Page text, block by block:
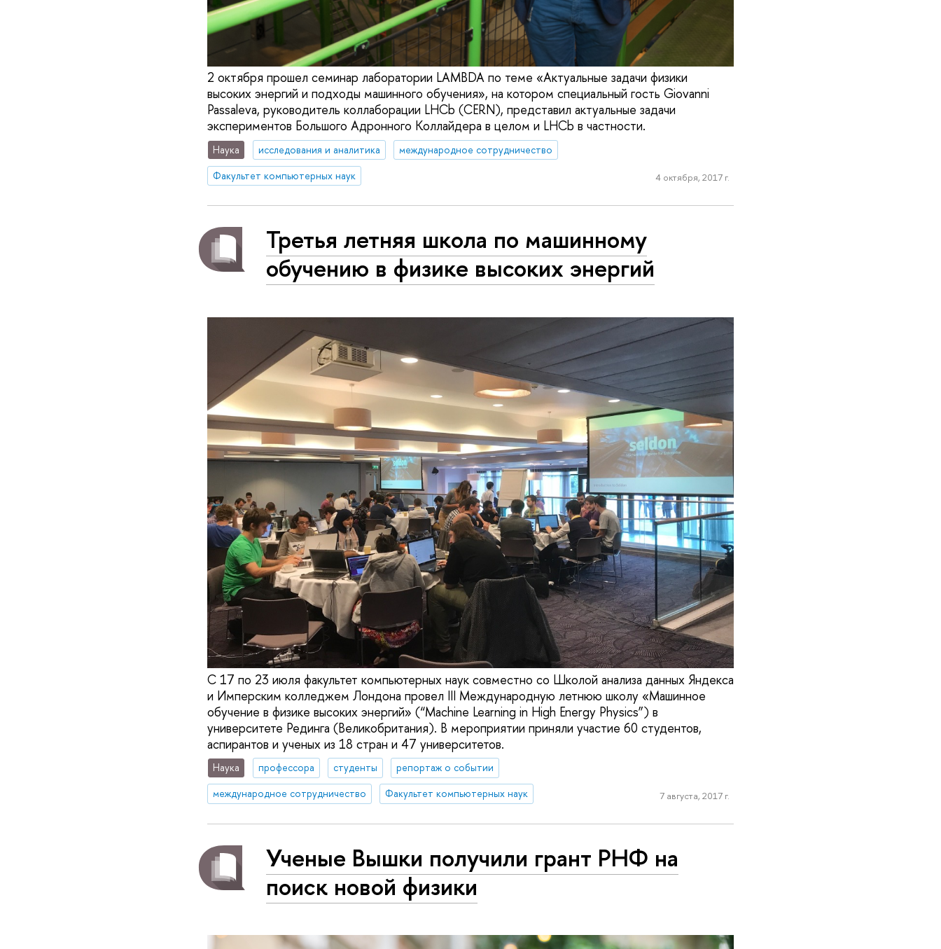
2 октября прошел семинар лаборатории LAMBDA по теме «Актуальные задачи физики
высоких энергий и подходы машинного обучения», на котором специальный гость Giovanni
Passaleva, руководитель коллаборации LHCb (CERN), представил актуальные задачи
экспериментов Большого Адронного Коллайдера в целом и LHCb в частности.
Наука исследования и аналитика
международное сотрудничество
Факультет компьютерных наук
4 октября, 2017 г.
Третья летняя школа по машинному
обучению в физике высоких энергий
С 17 по 23 июля факультет компьютерных наук совместно со Школой анализа данных Яндекса
и Имперским колледжем Лондона провел III Международную летнюю школу «Машинное
обучение в физике высоких энергий» (“Machine Learning in High Energy Physics”) в
университете Рединга (Великобритания). В мероприятии приняли участие 60 студентов,
аспирантов и ученых из 18 стран и 47 университетов.
Наука профессора студенты
репортаж о событии
международное сотрудничество
Факультет компьютерных наук 7 августа, 2017 г.
Ученые Вышки получили грант РНФ на
поиск новой физики